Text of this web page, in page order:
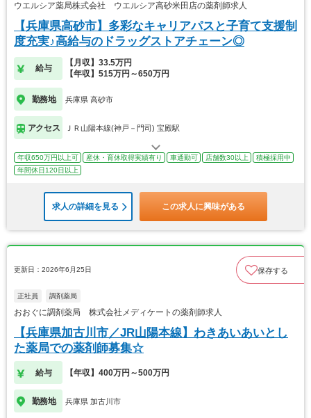
ウエルシア薬局株式会社 ウエルシア高砂米田店の薬剤師求人
【兵庫県高砂市】多彩なキャリアパスと子育て支援制
度充実♪高給与のドラッグストアチェーン◎
給与
【月収】33.5万円
【年収】515万円～650万円
勤務地 兵庫県 高砂市
アクセス ＪＲ山陽本線(神戸－門司) 宝殿駅
年収650万円以上可 産休・育休取得実績有り 車通勤可 店舗数30以上
積極採用中
年間休日120日以上
求人の詳細を見る この求人に興味がある
更新日：2026年6月25日 保存する
正社員 調剤薬局
おおぐに調剤薬局 株式会社メディケートの薬剤師求人
【兵庫県加古川市／JR山陽本線】わきあいあいとし
た薬局での薬剤師募集☆
給与 【年収】400万円～500万円
勤務地 兵庫県 加古川市